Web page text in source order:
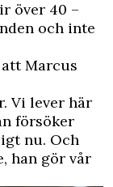
över 40 –
och inte
Marcus
Vi lever här
försöker
nu. Och
han gör vår